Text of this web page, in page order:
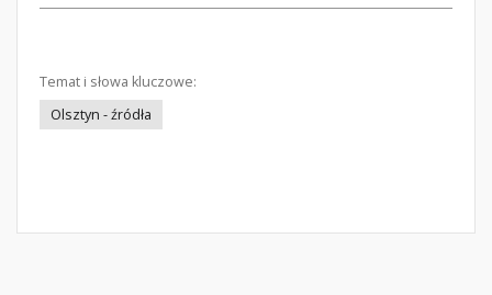
Temat i słowa kluczowe:
Olsztyn - źródła